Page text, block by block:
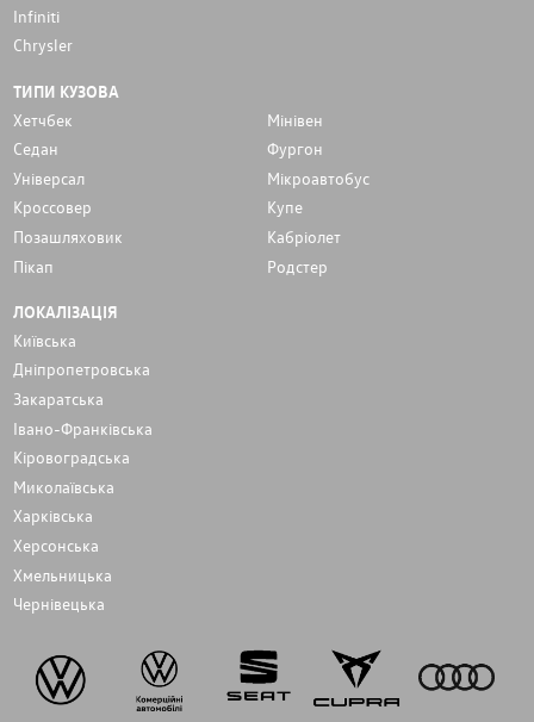
Infiniti
Chrysler
ТИПИ КУЗОВА
Хетчбек
Мінівен
Седан
Фургон
Унiверсал
Мікроавтобус
Кроссовер
Купе
Позашляховик
Кабріолет
Пікап
Родстер
ЛОКАЛІЗАЦІЯ
Київська
Дніпропетровська
Закаратська
Івано-Франківська
Кіровоградська
Миколаївська
Харківська
Херсонська
Хмельницька
Чернівецька